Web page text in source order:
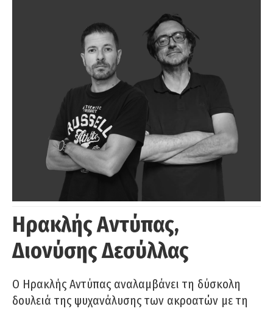
Ηρακλής Αντύπας,
Διονύσης Δεσύλλας
Ο Ηρακλής Αντύπας αναλαμβάνει τη δύσκολη
δουλειά της ψυχανάλυσης των ακροατών με τη